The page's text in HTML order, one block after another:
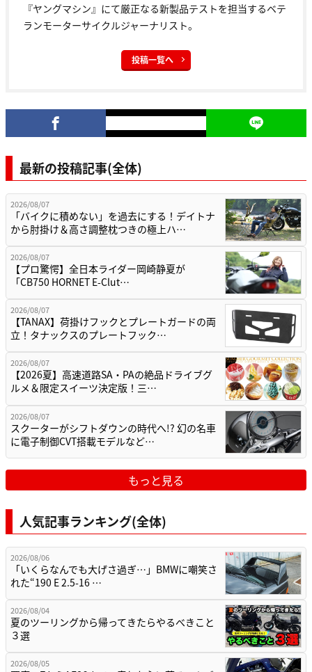
『ヤングマシン』にて厳正なる新製品テストを担当するベテ
ランモーターサイクルジャーナリスト。
投稿一覧へ
最新の投稿記事(全体)
2026/08/07
「バイクに積めない」を過去にする！デイトナ
から肘掛け＆高さ調整枕つきの極上ハ…
2026/08/07
【プロ驚愕】全日本ライダー岡崎静夏が
「CB750 HORNET E-Clut…
2026/08/07
【TANAX】荷掛けフックとプレートガードの両
立！タナックスのプレートフック…
2026/08/07
【2026夏】高速道路SA・PAの絶品ドライブグ
ルメ＆限定スイーツ決定版！三…
2026/08/07
スクーターがシフトダウンの時代へ!? 幻の名車
に電子制御CVT搭載モデルなど…
もっと見る
人気記事ランキング(全体)
2026/08/06
「いくらなんでも大げさ過ぎ…」BMWに嘲笑さ
れた“190 E 2.5-16 …
2026/08/04
夏のツーリングから帰ってきたらやるべきこと
３選
2026/08/05